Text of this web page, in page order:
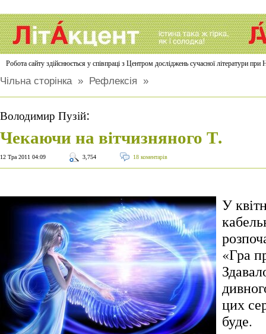
Робота сайту здійснюється у співпраці з Центром досліджень сучасної літератури
Чільна сторінка» Рефлексія »
Володимир Пузій:
Чекаючи на вітчизняного Т.
12 Тра 2011 04:09 3,754 18 коментарів
У
«Гра
цих
буде.